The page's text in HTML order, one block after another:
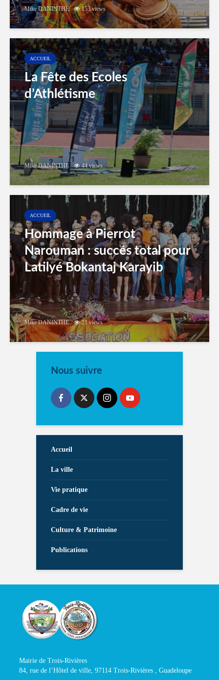
Mike DANINTHE 153 views
ACCUEIL
La Fête des Ecoles
d’Athlétisme
Mike DANINTHE 44 views
ACCUEIL
Hommage à Pierrot
Narouman : succés total pour
Latilyé Bokantaj Karayib
Mike DANINTHE 21 views
Nous suivre
Accueil
La ville
Vie pratique
Cadre de vie
Culture & Patrimoine
Publications
Mairie de Trois-Rivières
84, rue de l’Hôtel de ville, 97114 Trois-Rivières , Guadeloupe